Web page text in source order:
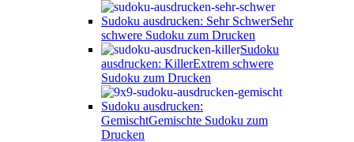
Sudoku ausdrucken: Sehr SchwerSehr
schwere Sudoku zum Drucken
Sudoku
ausdrucken: KillerExtrem schwere
Sudoku zum Drucken
Sudoku ausdrucken:
GemischtGemischte Sudoku zum
Drucken